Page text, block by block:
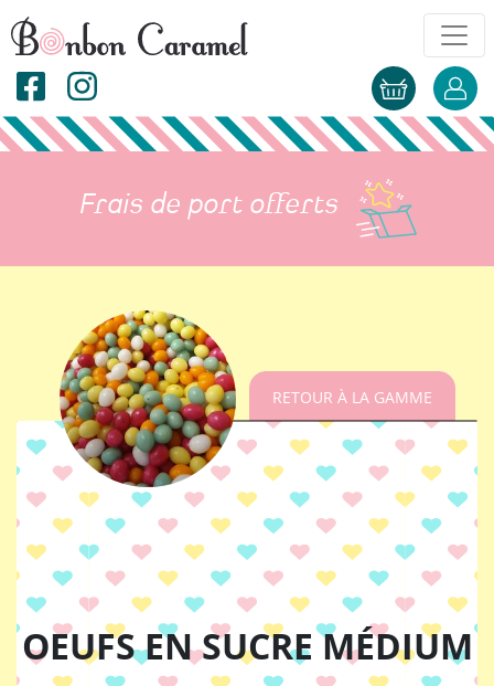
Frais de port offerts
RETOUR À LA GAMME
OEUFS EN SUCRE MÉDIUM